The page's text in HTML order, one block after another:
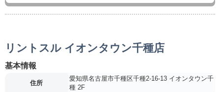
リントスル イオンタウン千種店
基本情報
住所
愛知県名古屋市千種区千種2-16-13 イオンタウン千
種 2F